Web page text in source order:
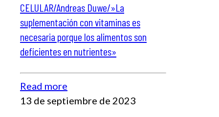
CELULAR/Andreas Duwe/»La
suplementación con vitaminas es
necesaria porque los alimentos son
deficientes en nutrientes»
Read more
13 de septiembre de 2023